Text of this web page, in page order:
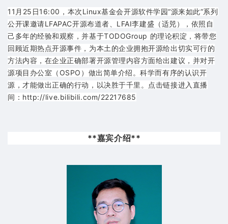
11月25日16:00，本次Linux基金会开源软件学园“源来如此”系列
公开课邀请LFAPAC开源布道者、LFAI李建盛（适兕），依照自
己多年的经验和观察，并基于TODOGroup 的理论积淀，将带您
回顾近期热点开源事件，为本土的企业拥抱开源给出切实可行的
方法内容，在企业正确部署开源管理内容方面给出建议，并对开
源项目办公室（OSPO）做出简单介绍。科学而有序的认识开
源，才能做出正确的行动，以决胜于千里。点击链接进入直播
间：http://live.bilibili.com/22217685
**嘉宾介绍**